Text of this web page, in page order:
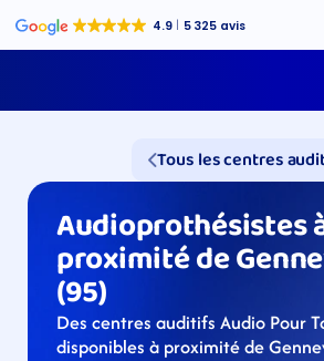
Tous les centres
Audioprothésistes
proximité de
(95)
Des centres auditifs Audio Pour
disponibles à proximité de